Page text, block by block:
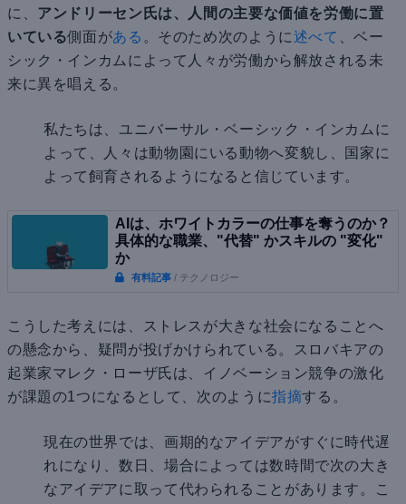
に、 アンドリーセン氏は、人間の主要な価値を労働に置
いている側面がある 。そのため次のように述べて
、ベー
シック・インカムによって人々が労働から解放される未
来に異を唱える。
私たちは、ユニバーサル・ベーシック・インカムに
よって、人々は動物園にいる動物へ変貌し、国家に
よって飼育されるようになると信じています。
AIは、ホワイトカラーの仕事を奪うのか？
具体的な職業、"代替" かスキルの "変化"
か
有料記事 / テクノロジー
こうした考えには、ストレスが大きな社会になることへ
の懸念から、疑問が投げかけられている。スロバキアの
起業家マレク・ローザ氏は、イノベーション競争の激化
が課題の1つになるとして、次のように指摘する。
現在の世界では、画期的なアイデアがすぐに時代遅
れになり、数日、場合によっては数時間で次の大き
なアイデアに取って代わられることがあります。こ